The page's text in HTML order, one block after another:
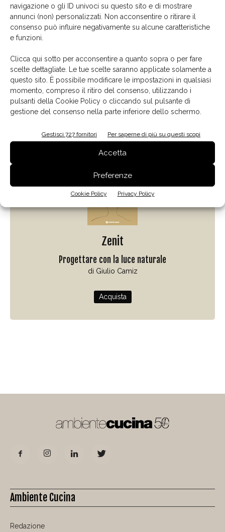
navigazione o gli ID univoci su questo sito e di mostrare
annunci (non) personalizzati. Non acconsentire o ritirare il
consenso può influire negativamente su alcune caratteristiche
e funzioni.
Clicca qui sotto per acconsentire a quanto sopra o per fare
scelte dettagliate. Le tue scelte saranno applicate solamente a
questo sito. È possibile modificare le impostazioni in qualsiasi
momento, compreso il ritiro del consenso, utilizzando i
pulsanti della Cookie Policy o cliccando sul pulsante di
gestione del consenso nella parte inferiore dello schermo.
Gestisci 727 fornitori Per saperne di più su questi scopi
Accetta
Preferenze
Cookie Policy Privacy Policy
Zenit
Progettare con la luce naturale
di Giulio Camiz
Acquista
Ambiente Cucina
Redazione